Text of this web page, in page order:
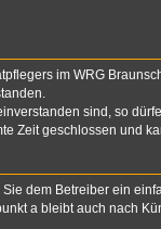
im WRG
sind, so
Zeit geschlossen und
dem Betreiber ein
a bleibt auch nach